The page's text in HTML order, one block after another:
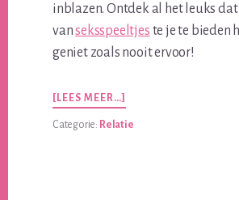
inblazen. Ontdek al het leuks
vanseksspeeltjes te je te bieden
geniet zoals nooit ervoor!
[LEES MEER…]
INITIATIEVEN
IN
Categorie: Relatie